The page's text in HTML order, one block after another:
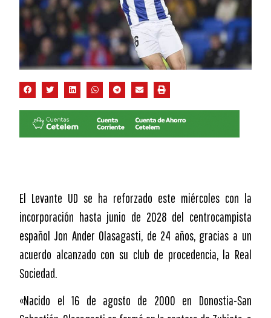
El Levante UD se ha reforzado este miércoles con la
incorporación hasta junio de 2028 del centrocampista
español Jon Ander Olasagasti, de 24 años, gracias a un
acuerdo alcanzado con su club de procedencia, la Real
Sociedad.
«Nacido el 16 de agosto de 2000 en Donostia-San